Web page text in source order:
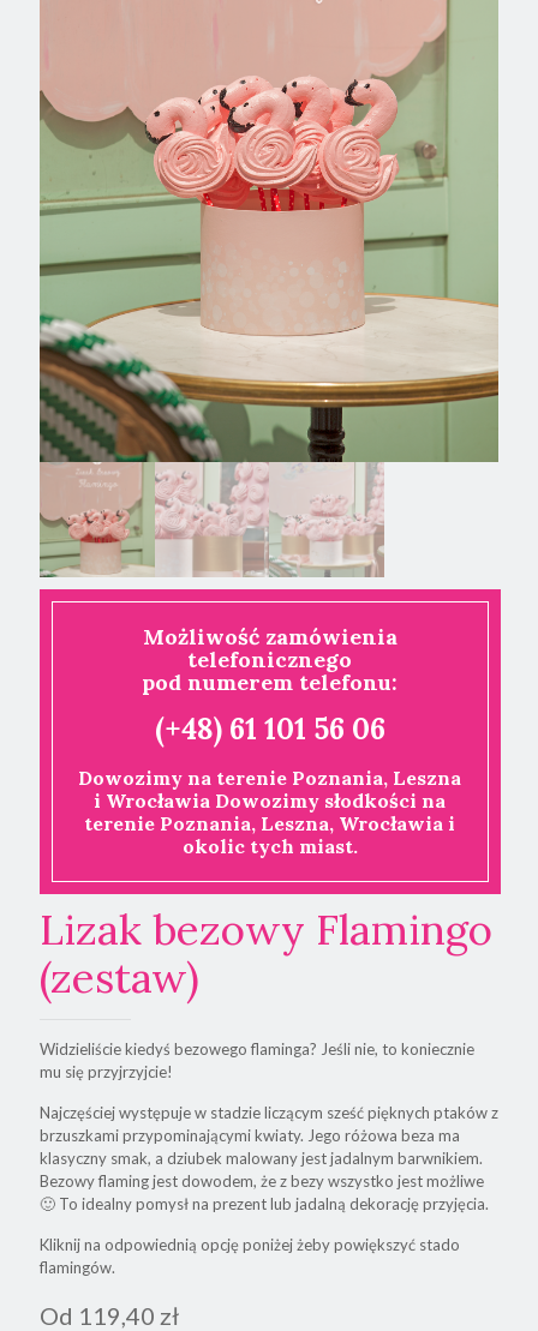
Możliwość zamówienia
telefonicznego
pod numerem telefonu:
(+48) 61 101 56 06
Dowozimy na terenie Poznania, Leszna
i Wrocławia Dowozimy słodkości na
terenie Poznania, Leszna, Wrocławia i
okolic tych miast.
Lizak bezowy Flamingo
(zestaw)
Widzieliście kiedyś bezowego flaminga? Jeśli nie, to koniecznie
mu się przyjrzyjcie!
Najczęściej występuje w stadzie liczącym sześć pięknych ptaków z
brzuszkami przypominającymi kwiaty. Jego różowa beza ma
klasyczny smak, a dziubek malowany jest jadalnym barwnikiem.
Bezowy flaming jest dowodem, że z bezy wszystko jest możliwe
🙂 To idealny pomysł na prezent lub jadalną dekorację przyjęcia.
Kliknij na odpowiednią opcję poniżej żeby powiększyć stado
flamingów.
Od 119,40 zł